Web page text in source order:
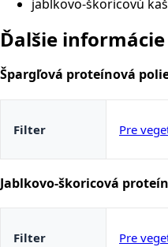
jablkovo-škoricovú
Ďalšie informácie
Špargľová proteínová
Filter Pre
Jablkovo-škoricová
Filter Pre